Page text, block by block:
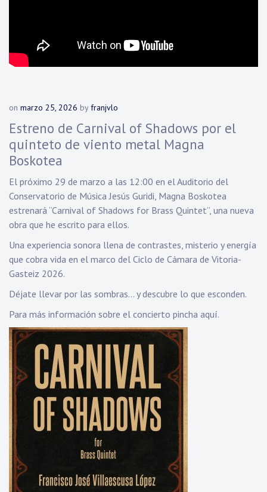
on marzo 25, 2026 byfranjvlo
Estreno de Carnival of Shadows por el
quinteto de viento metal Magna
Boskotea
El próximo 29 de marzo a las 12:00 en el Auditorio del
Conservatorio de Música Jesús Guridi, Magna Boskotea
estrenará “Carnival of Shadows for Brass Quintet”, una nueva
obra que he escrito para ellos.
Una experiencia sonora llena de contrastes, misterio y energía
que cobra vida en el marco del Ciclo de Cámara de Vitoria-
Gasteiz 2026.
Déjate llevar por las sombras… y descubre lo que esconden.
Para más información sobre el concierto pincha aquí.